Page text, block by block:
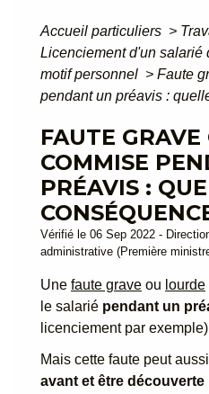
Accueil particuliers >
Licenciement d'un salarié
motif personnel > Faute
pendant un préavis :
FAUTE
COMMISE
PRÉAVIS :
Vérifié le 06 Sep 2022 -
administrative (Première
Une faute grave ou lourde
le salarié pendant un
licenciement par
Mais cette faute peut
avant et être découverte